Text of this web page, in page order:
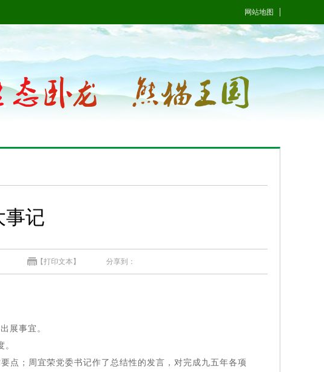
网站地图
事记
【打印文本】 分享到：
展事宜。
点；周宜荣党委书记作了总结性的发言，对完成九五年各项